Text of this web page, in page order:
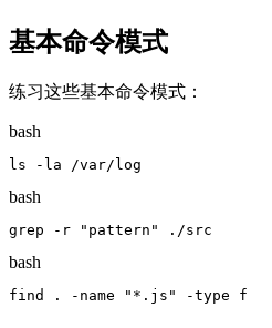
基本命令模式
练习这些基本命令模式：
bash
ls -la /var/log
bash
grep -r "pattern" ./src
bash
find . -name "*.js" -type f